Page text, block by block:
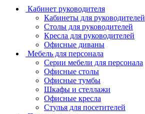
Кабинет руководителя
Кабинеты для руководителей
Столы для руководителей
Кресла для руководителей
Офисные диваны
Мебель для персонала
Серии мебели для персонала
Офисные столы
Офисные тумбы
Шкафы и стеллажи
Офисные кресла
Стулья для посетителей